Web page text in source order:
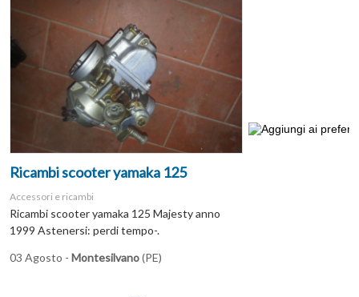
Ricambi scooter yamaka 125
Accessori e ricambi
Ricambi scooter yamaka 125 Majesty anno
1999 Astenersi: perdi tempo-.
03 Agosto - Montesilvano(PE)